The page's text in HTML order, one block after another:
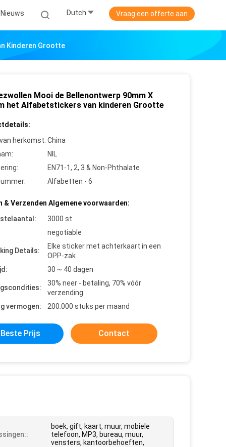
Nieuws Dutch Vraag een offerte aan
Kinderen Grootte
Mooi de Bellenontwerp 90mm X
het Alfabetstickers van kinderen Grootte
herkomst: China
NIL
EN71-1, 2, 3 & Non-Phthalate
Alfabetten - 6
& Verzenden Algemene voorwaarden:
3000 st
negotiable
Details:
Elke sticker met achterkaart in een
OPP-zak
30 ~ 40 dagen
30% neer - betaling, 70% vóór
verzending
vermogen:
200.000 stuks per maand
Beste Prijs Contact
boek, gift, kaart, muur, mobiele
telefoon, MP3, bureau, muur,
vensters, kantoorbehoeften,